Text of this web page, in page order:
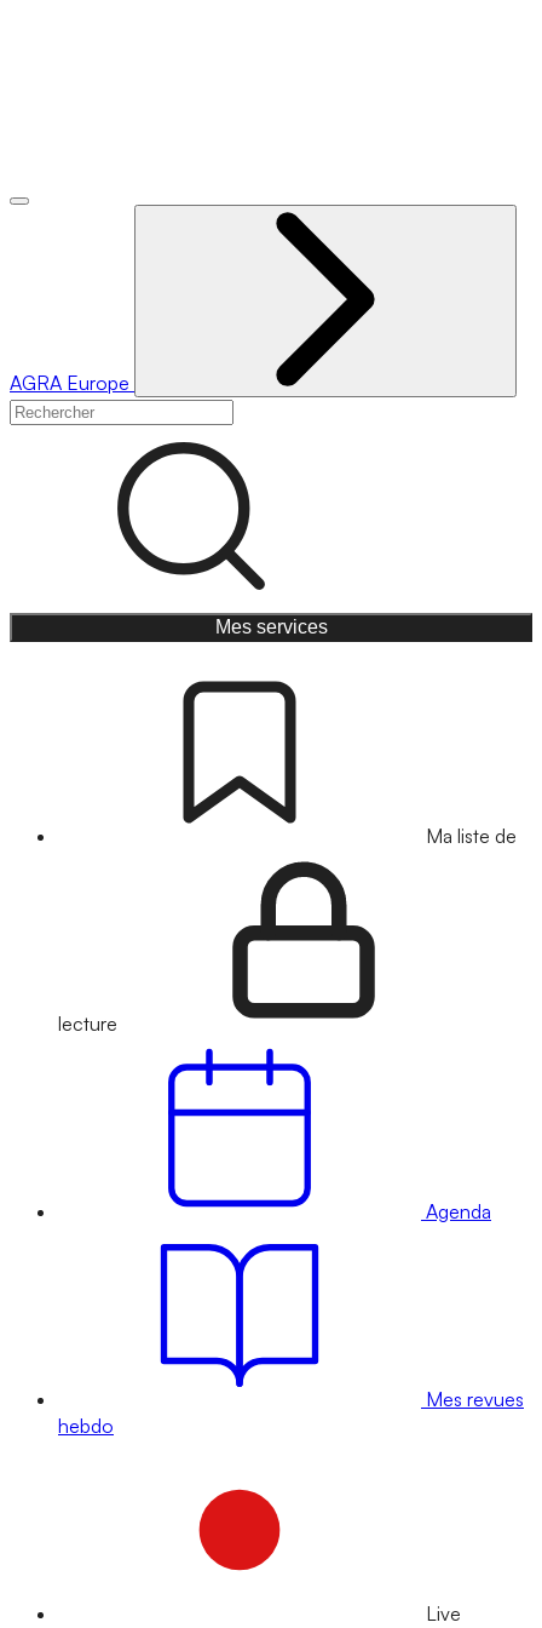
AGRA Europe
Mes services
Ma liste de
lecture
Agenda
Mes revues
hebdo
Live